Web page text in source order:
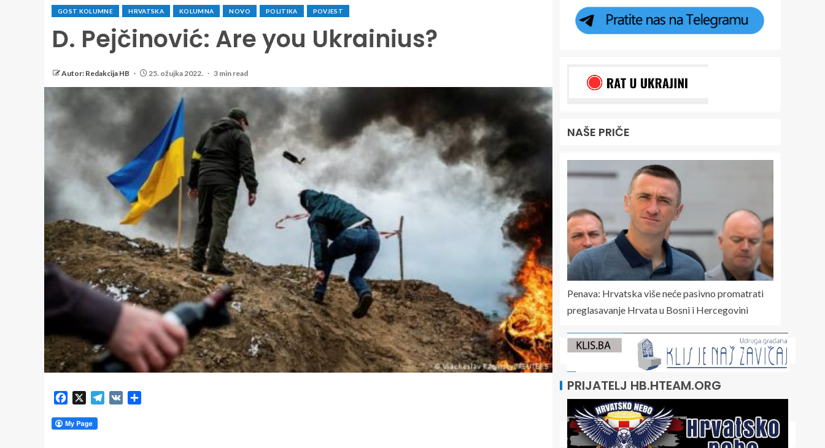
GOST KOLUMNE HRVATSKA KOLUMNA NOVO POLITIKA POVJEST
D. Pejčinović: Are you Ukrainius?
Autor: Redakcija HB 25. ožujka 2022. 3 min read
Facebook Telegram
VK
NAŠE PRIČE
Penava: Hrvatska više neće pasivno promatrati
preglasavanje Hrvata u Bosni i Hercegovini
PRIJATELJ HB.HTEAM.ORG